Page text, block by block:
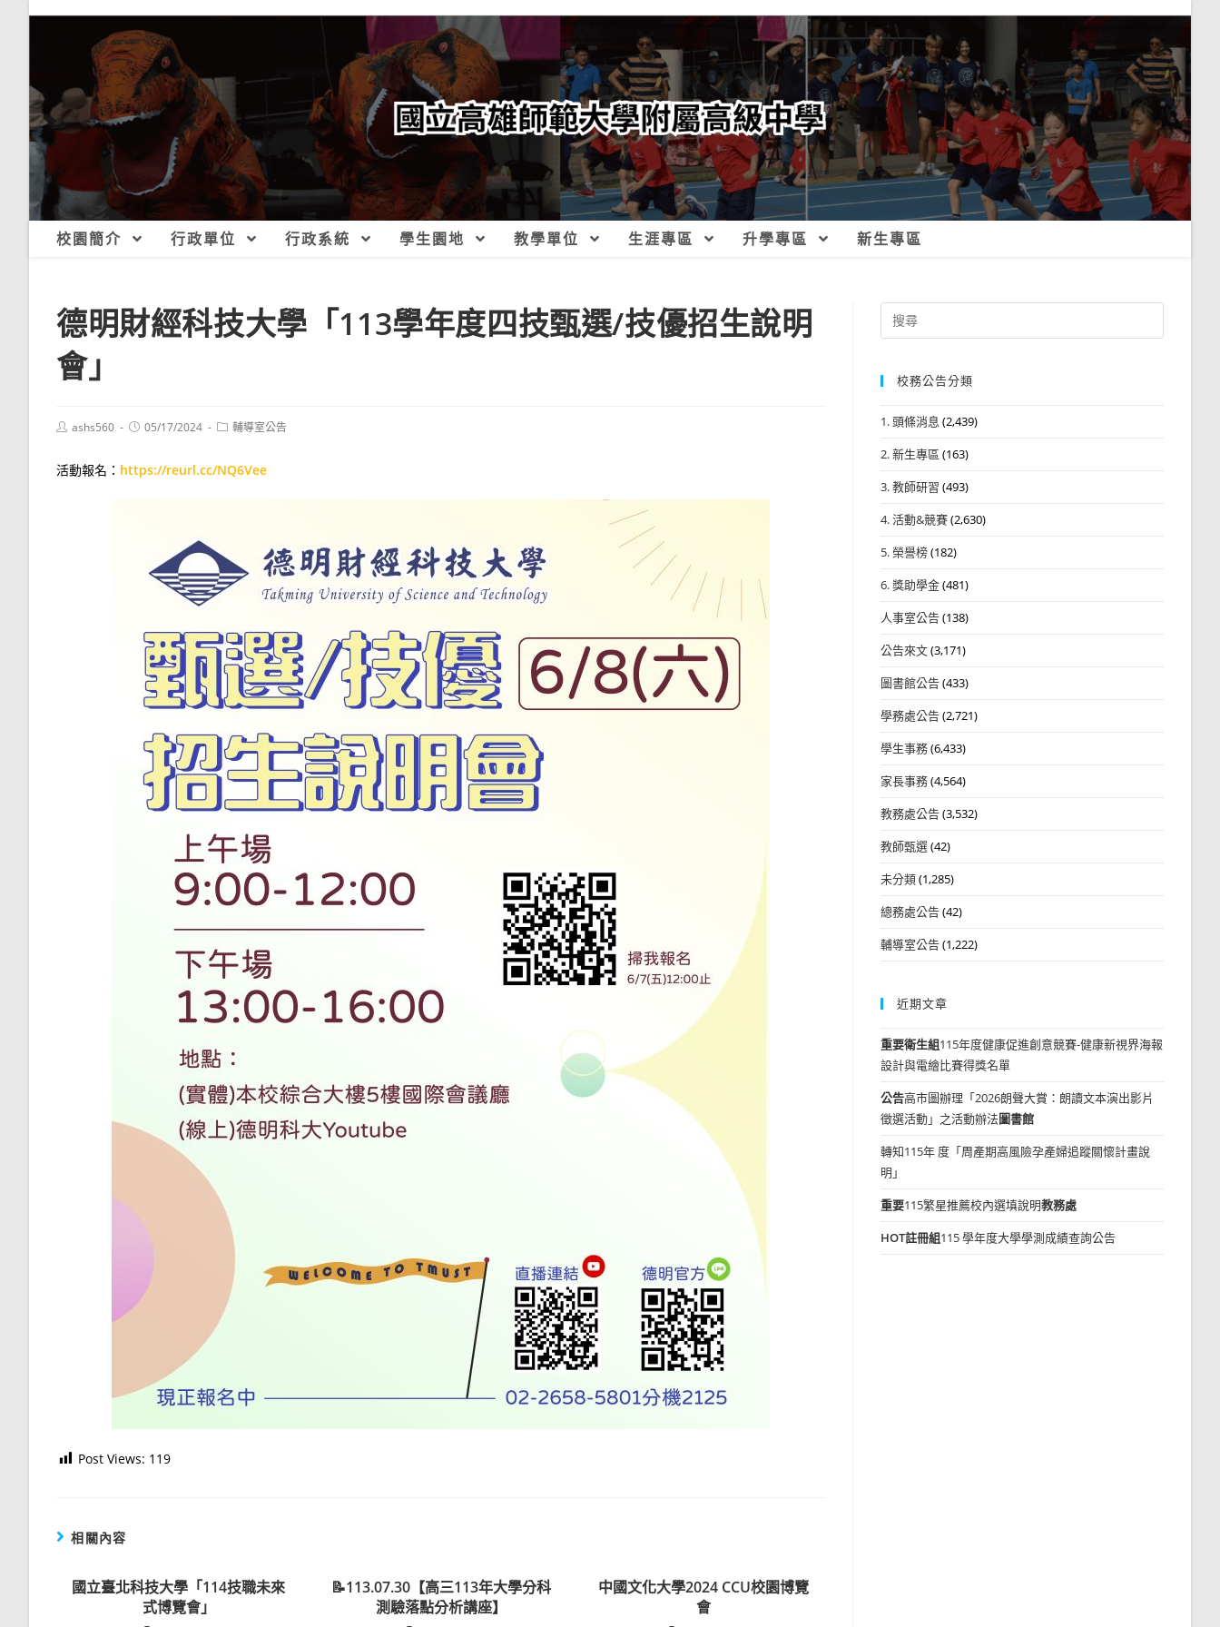
校園簡介 行政單位 行政系統 學生園地 教學單位 生涯專區 升學專區 新生專區
德明財經科技大學「113學年度四技甄選/技優招生說明
會」
Postashs560
Post05/17/2024
Post輔導室公告
活動報名： https://reurl.cc/NQ6Vee
Post Views: 119
相關內容
國立臺北科技大學「114技職未來
式博覽會」
📝113.07.30【高三113年大學分科
測驗落點分析講座】
中國文化大學2024 CCU校園博覽
會
Search
for:
校務公告分類
1. 頭條消息 (2,439)
2. 新生專區 (163)
3. 教師研習 (493)
4. 活動&競賽(2,630)
5. 榮譽榜(182)
6. 獎助學金(481)
人事室公告(138)
公告來文(3,171)
圖書館公告(433)
學務處公告(2,721)
學生事務(6,433)
家長事務(4,564)
教務處公告(3,532)
教師甄選(42)
未分類(1,285)
總務處公告(42)
輔導室公告(1,222)
近期文章
重要衛生組115年度健康促進創意競賽-健康新視界海報
設計與電繪比賽得獎名單
公告高市圖辦理「2026朗聲大賞：朗讀文本演出影片
徵選活動」之活動辦法圖書館
轉知115年 度「周產期高風險孕產婦追蹤關懷計畫說
明」
重要115繁星推薦校內選填說明教務處
HOT註冊組115 學年度大學學測成績查詢公告